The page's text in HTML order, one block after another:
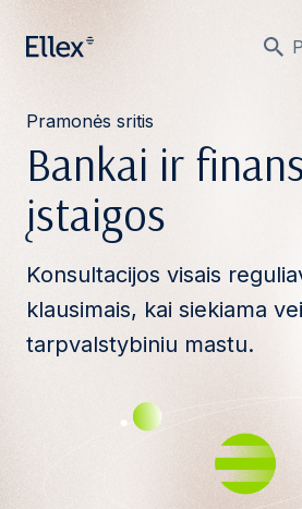
Pramonės sritis
Bankai ir
įstaigos
Konsultacijos visais
klausimais, kai siekiama
tarpvalstybiniu mastu.